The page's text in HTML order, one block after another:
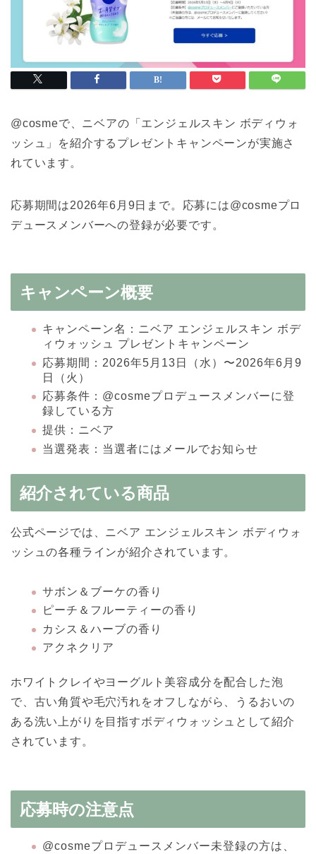
@cosmeで、ニベアの「エンジェルスキン ボディウォ
ッシュ」を紹介するプレゼントキャンペーンが実施さ
れています。
応募期間は2026年6月9日まで。応募には@cosmeプロ
デュースメンバーへの登録が必要です。
キャンペーン概要
キャンペーン名：ニベア エンジェルスキン ボデ
ィウォッシュ プレゼントキャンペーン
応募期間：2026年5月13日（水）〜2026年6月9
日（火）
応募条件：@cosmeプロデュースメンバーに登
録している方
提供：ニベア
当選発表：当選者にはメールでお知らせ
紹介されている商品
公式ページでは、ニベア エンジェルスキン ボディウォ
ッシュの各種ラインが紹介されています。
サボン＆ブーケの香り
ピーチ＆フルーティーの香り
カシス＆ハーブの香り
アクネクリア
ホワイトクレイやヨーグルト美容成分を配合した泡
で、古い角質や毛穴汚れをオフしながら、うるおいの
ある洗い上がりを目指すボディウォッシュとして紹介
されています。
応募時の注意点
@cosmeプロデュースメンバー未登録の方は、